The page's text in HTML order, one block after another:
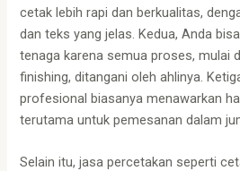
cetak lebih rapi dan berkualitas,
dan teks yang jelas. Kedua, Anda
tenaga karena semua proses, mulai
finishing, ditangani oleh ahlinya.
profesional biasanya menawarkan
terutama untuk pemesanan dalam
Selain itu, jasa percetakan seperti